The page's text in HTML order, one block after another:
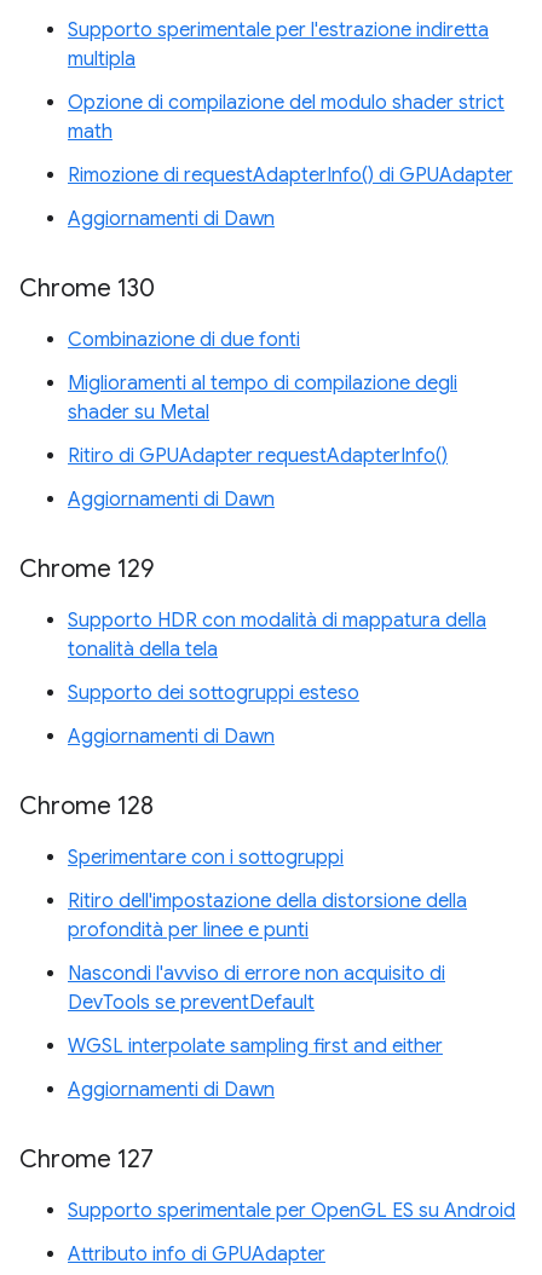
Supporto sperimentale per l'estrazione indiretta
multipla
Opzione di compilazione del modulo shader strict
math
Rimozione di requestAdapterInfo() di GPUAdapter
Aggiornamenti di Dawn
Chrome 130
Combinazione di due fonti
Miglioramenti al tempo di compilazione degli
shader su Metal
Ritiro di GPUAdapter requestAdapterInfo()
Aggiornamenti di Dawn
Chrome 129
Supporto HDR con modalità di mappatura della
tonalità della tela
Supporto dei sottogruppi esteso
Aggiornamenti di Dawn
Chrome 128
Sperimentare con i sottogruppi
Ritiro dell'impostazione della distorsione della
profondità per linee e punti
Nascondi l'avviso di errore non acquisito di
DevTools se preventDefault
WGSL interpolate sampling first and either
Aggiornamenti di Dawn
Chrome 127
Supporto sperimentale per OpenGL ES su Android
Attributo info di GPUAdapter